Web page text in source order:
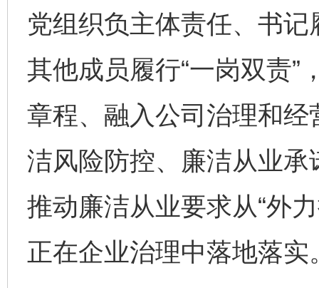
党组织负主体责任、书
其他成员履行“一岗双责”
章程、融入公司治理和
洁风险防控、廉洁从业
推动廉洁从业要求从“外
正在企业治理中落地落实